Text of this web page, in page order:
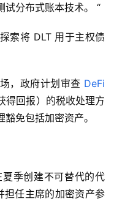
试分布式账本技术。 “
索将 DLT 用于主权债
，政府计划审查 DeFi
得回报）的税收处理方
免包括加密资产。
季创建不可替代的代
担任主席的加密资产参